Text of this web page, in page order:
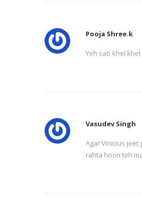
Pooja Shree.k
Yeh sab khel
Vasudev Singh
Agar Vinicius
rahta hoon toh